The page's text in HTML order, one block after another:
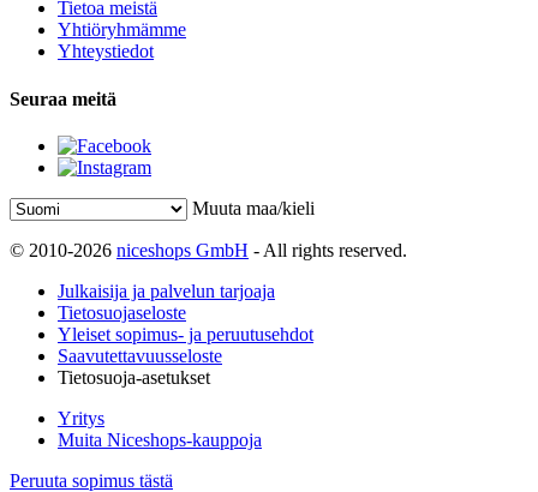
Tietoa meistä
Yhtiöryhmämme
Yhteystiedot
Seuraa meitä
Muuta maa/kieli
© 2010-2026 niceshops GmbH - All rights reserved.
Julkaisija ja palvelun tarjoaja
Tietosuojaseloste
Yleiset sopimus- ja peruutusehdot
Saavutettavuusseloste
Tietosuoja-asetukset
Yritys
Muita Niceshops-kauppoja
Peruuta sopimus tästä